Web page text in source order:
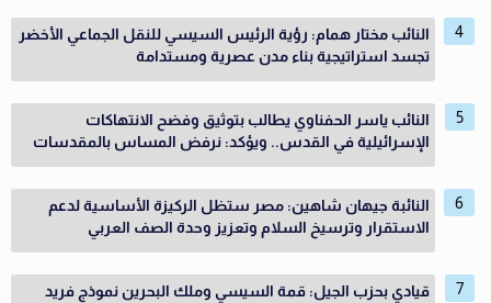
النائب مختار همام: رؤية الرئيس السيسي للنقل الجماعي الأخضر
تجسد استراتيجية بناء مدن عصرية ومستدامة
النائب ياسر الحفناوي يطالب بتوثيق وفضح الانتهاكات
الإسرائيلية في القدس.. ويؤكد: نرفض المساس بالمقدسات
النائبة جيهان شاهين: مصر ستظل الركيزة الأساسية لدعم
الاستقرار وترسيخ السلام وتعزيز وحدة الصف العربي
قيادي بحزب الجيل: قمة السيسي وملك البحرين نموذج فريد